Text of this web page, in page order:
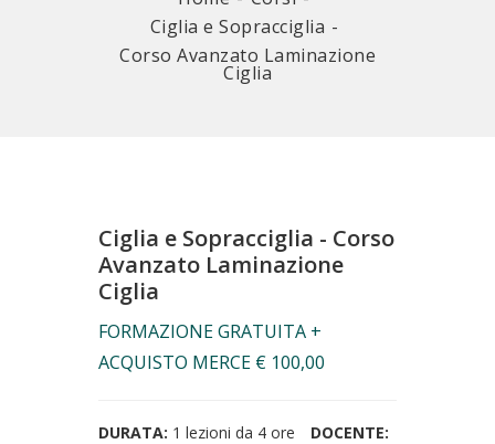
Ciglia e Sopracciglia
Corso Avanzato Laminazione
Ciglia
Ciglia e Sopracciglia - Corso
Avanzato Laminazione
Ciglia
FORMAZIONE GRATUITA +
ACQUISTO MERCE € 100,00
DURATA: 1 lezioni da 4 ore
DOCENTE: